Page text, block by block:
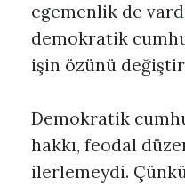
egemenlik de
demokratik
işin özünü
Demokratik
hakkı, feodal
ilerlemeydi.